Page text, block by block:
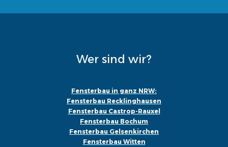
Wer sind wir?
Fensterbau in ganz NRW:
Fensterbau Recklinghausen
Fensterbau Castrop-Rauxel
Fensterbau Bochum
Fensterbau Gelsenkirchen
Fensterbau Witten